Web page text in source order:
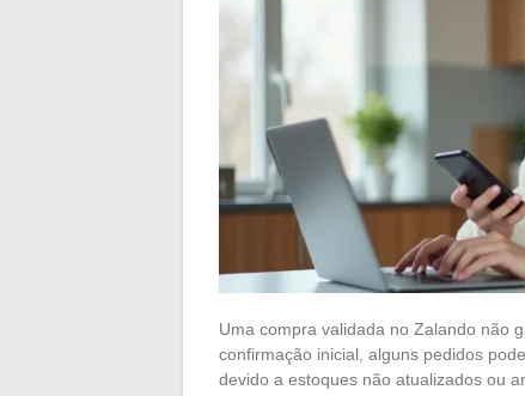
Uma compra validada no Zalando não
confirmação inicial, alguns pedidos
devido a estoques não atualizados ou